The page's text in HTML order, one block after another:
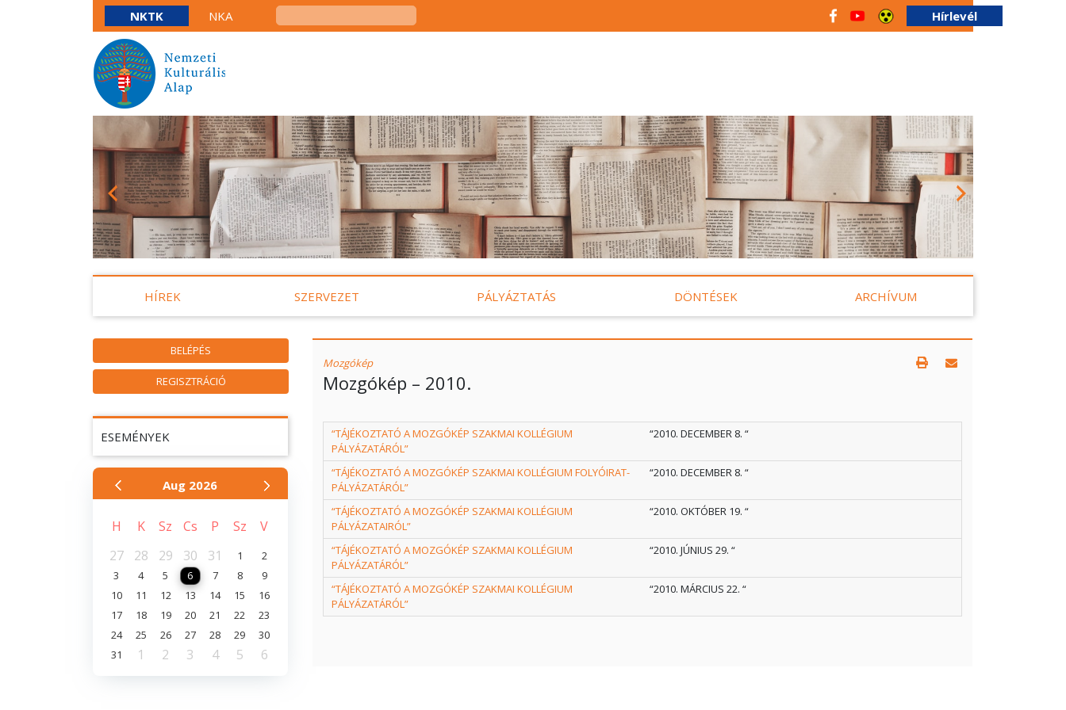
NKTK NKA Hírlevél
HÍREK SZERVEZET PÁLYÁZTATÁS DÖNTÉSEK ARCHÍVUM
BELÉPÉS
REGISZTRÁCIÓ
ESEMÉNYEK
Aug 2026
H K Sz Cs P Sz
V
27
28 29 30 31 1
2
3
4 5 6 7 8
9
10
11 12 13 14 15
16
17
18 19 20 21 22
23
24
25 26 27 28 29
30
31
1 2 3 4 5 6
Mozgókép
Mozgókép – 2010.
“TÁJÉKOZTATÓ A MOZGÓKÉP SZAKMAI KOLLÉGIUM
PÁLYÁZATÁRÓL”
“2010. DECEMBER 8. “
“TÁJÉKOZTATÓ A MOZGÓKÉP SZAKMAI KOLLÉGIUM FOLYÓIRAT-
PÁLYÁZATÁRÓL”
“2010. DECEMBER 8. “
“TÁJÉKOZTATÓ A MOZGÓKÉP SZAKMAI KOLLÉGIUM
PÁLYÁZATAIRÓL”
“2010. OKTÓBER 19. “
“TÁJÉKOZTATÓ A MOZGÓKÉP SZAKMAI KOLLÉGIUM
PÁLYÁZATÁRÓL”
“2010. JÚNIUS 29. “
“TÁJÉKOZTATÓ A MOZGÓKÉP SZAKMAI KOLLÉGIUM
PÁLYÁZATÁRÓL”
“2010. MÁRCIUS 22. “